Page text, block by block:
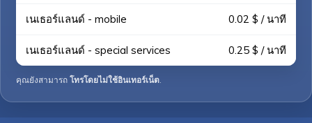
เนเธอร์แลนด์ - mobile 0.02 $ / นาที
เนเธอร์แลนด์ - special services 0.25 $ / นาที
คุณยังสามารถ โทรโดยไม่ใช้อินเทอร์เน็ต.